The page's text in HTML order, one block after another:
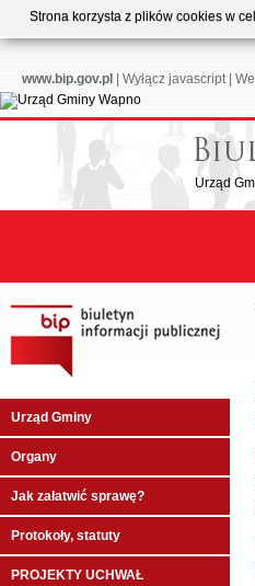
Strona korzysta z plików cookies w
www.bip.gov.pl Wyłącz javascript|
Urząd
Urząd Gminy
Organy
Jak załatwić sprawę?
Protokoły, statuty
PROJEKTY UCHWAŁ